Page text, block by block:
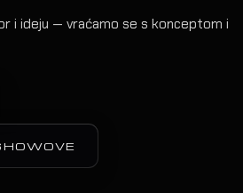
i ideju — vraćamo se s konceptom i